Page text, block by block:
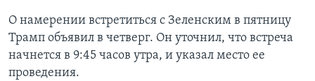
О намерении встретиться с Зеленским в пятницу
Трамп объявил в четверг. Он уточнил, что встреча
начнется в 9:45 часов утра, и указал место ее
проведения.